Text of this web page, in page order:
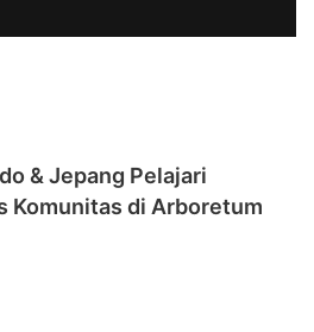
& Jepang Pelajari
Komunitas di Arboretum